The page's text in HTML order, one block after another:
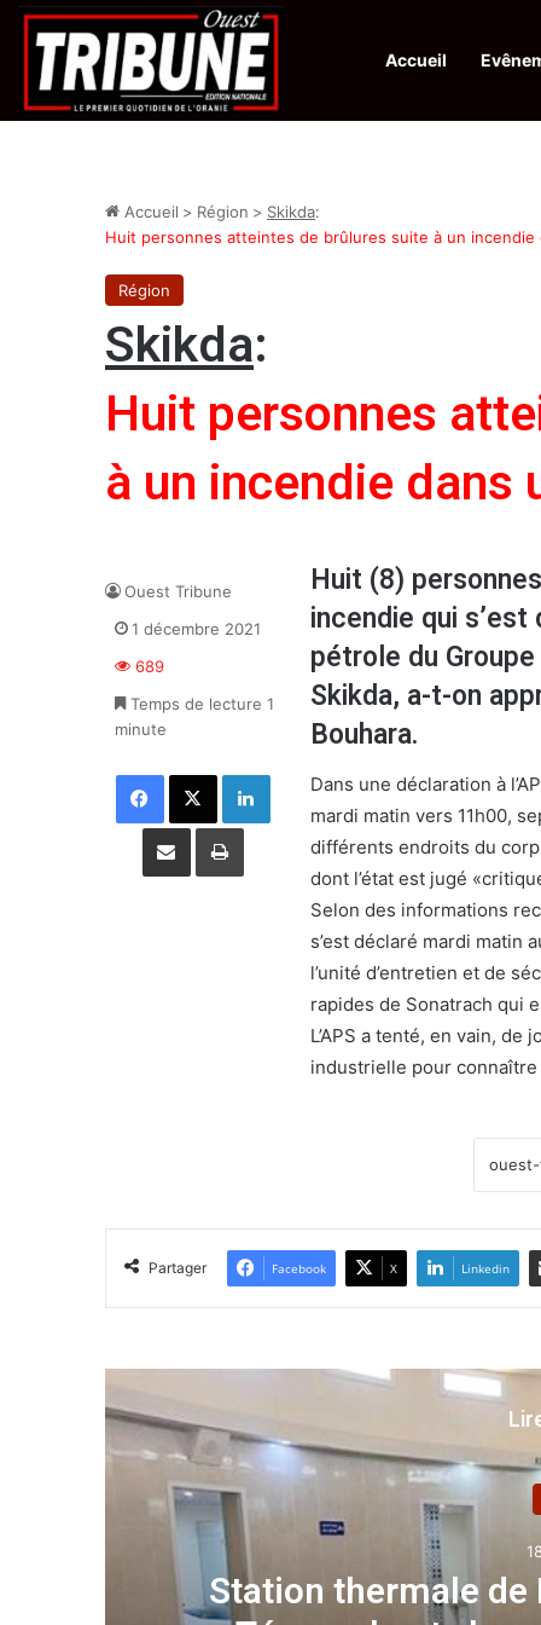
Accueil
Infos en Direct: Protection de la ville sainte d’El-Qods : l’Algérie
Accueil > Région > Skikda:
Huit personnes atteintes de brûlures suite à un incendie
Région
Skikda:
Huit personnes
à un incendie dans
Huit (8)
incendie qui
pétrole du
Skikda, a-t-on
Bouhara.
Dans une déclaration à
mardi matin vers 11h00,
différents endroits du
dont l’état est jugé
Selon des informations
s’est déclaré mardi matin
l’unité d’entretien et de
rapides de Sonatrach qui
L’APS a tenté, en vain,
industrielle pour
Ouest Tribune
1 décembre 2021
689
Temps de lecture 1
minute
Facebook X Linkedin
Partager par email Imprimer
Partager Facebook X Linkedin
Station thermale